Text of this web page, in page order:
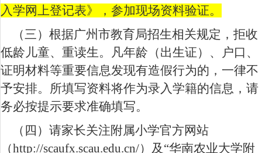
入学网上登记表》，参加现场资料验证。
（三）根据广州市教育局招生相关规定，拒收
低龄儿童、重读生。凡年龄（出生证）、户口、
证明材料等重要信息发现有造假行为的，一律不
予安排。所填写资料将作为录入学籍的信息，请
务必按提示要求准确填写。
（四）请家长关注附属小学官方网站
（http://scaufx.scau.edu.cn/）及“华南农业大学附